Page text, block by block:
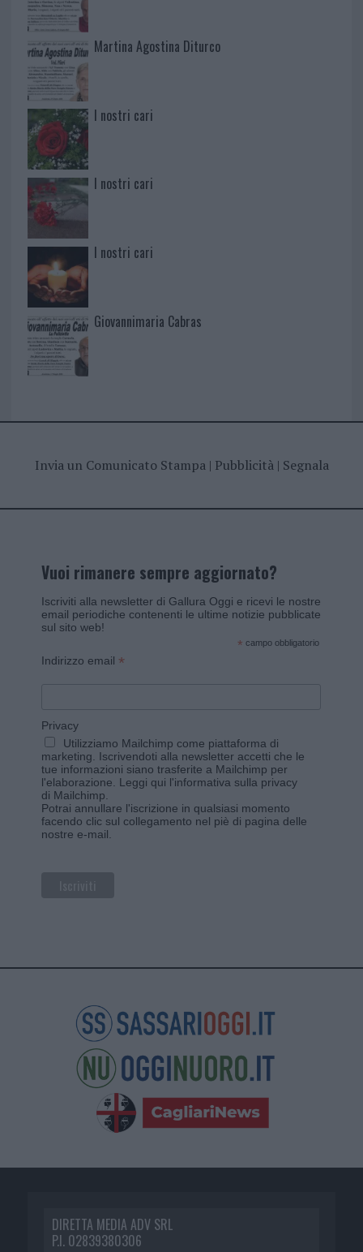
Martina Agostina Diturco
I nostri cari
I nostri cari
I nostri cari
Giovannimaria Cabras
Invia un Comunicato Stampa| Pubblicità| Segnala
Vuoi rimanere sempre aggiornato?
Iscriviti alla newsletter di Gallura Oggi e ricevi le nostre
email periodiche contenenti le ultime notizie pubblicate
sul sito web!
* campo obbligatorio
Indirizzo email *
Privacy
Utilizziamo Mailchimp come piattaforma di
marketing. Iscrivendoti alla newsletter accetti che le
tue informazioni siano trasferite a Mailchimp per
l'elaborazione. Leggi qui l'informativa sulla privacy
di Mailchimp
Potrai annullare l'iscrizione in qualsiasi momento
facendo clic sul collegamento nel piè di pagina delle
nostre e-mail.
DIRETTA MEDIA ADV SRL
P.I. 02839380306